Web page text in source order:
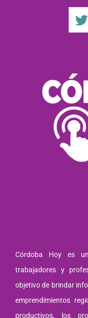
Córdoba Hoy es
trabajadores y
objetivo de brindar
emprendimientos
productivos, los